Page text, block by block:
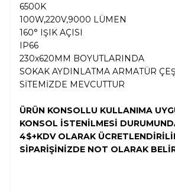
6500K
100W,220V,9000 LÜMEN
160° IŞIK AÇISI
IP66
230x620MM BOYUTLARINDA
SOKAK AYDINLATMA ARMATÜR
SİTEMİZDE MEVCUTTUR
ÜRÜN KONSOLLU KULLANIMA
KONSOL İSTENİLMESİ
4$+KDV OLARAK
SİPARİŞİNİZDE NOT OLARAK